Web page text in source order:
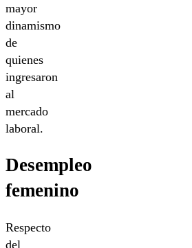
mayor
dinamismo
de
quienes
ingresaron
al
mercado
laboral.
Desempleo
femenino
Respecto
del